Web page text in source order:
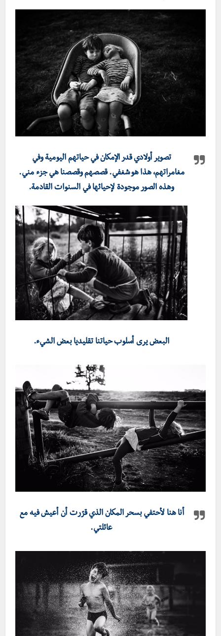
تصوير أولادي قدر الإمكان في حياتهم اليومية وفي
مغامراتهم، هذا هو شغفي. قصصهم وقصصنا هي جزء مني.
وهذه الصور موجودة لإحيائها في السنوات القادمة.
البعض يرى أسلوب حياتنا تقليديا بعض الشيء.
أنا هنا لأحتفي بسحر المكان الذي قرّرت أن أعيش فيه مع
عائلتي.